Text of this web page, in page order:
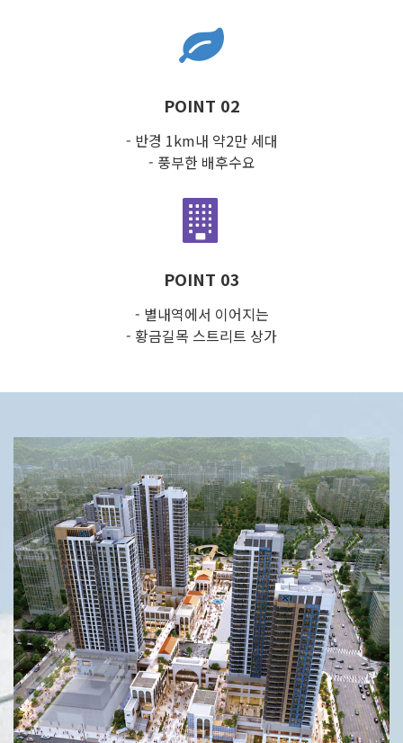
POINT 02
- 반경 1km내 약2만 세대
- 풍부한 배후수요
POINT 03
- 별내역에서 이어지는
- 황금길목 스트리트 상가